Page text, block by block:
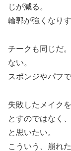
じが減る。
輪郭が強くなり
チークも同じだ
ない。
スポンジやパフ
失敗したメイク
とすのではなく
と思いたい。
こういう、崩れ